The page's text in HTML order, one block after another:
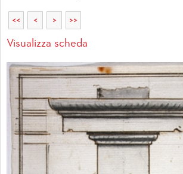
<< < > >>
Visualizza scheda